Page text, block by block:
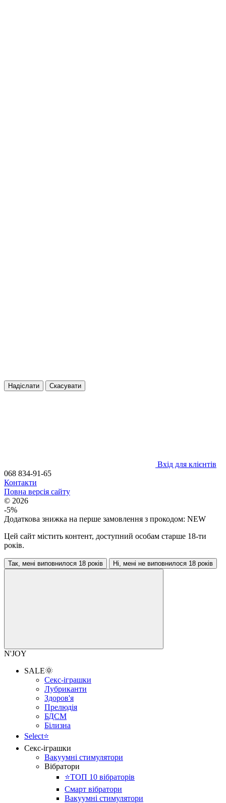
Надіслати Скасувати
Вхід для клієнтів
068 834-91-65
Контакти
Повна версія сайту
© 2026
-5%
Додаткова знижка на перше замовлення з прокодом: NEW
Цей сайт містить контент, доступний особам старше 18-ти
років.
Так, мені виповнилося 18 років Ні, мені не виповнилося 18 років
N'JOY
SALE🌞
Секс-іграшки
Лубриканти
Здоров'я
Прелюдія
БДСМ
Білизна
Select⭐
Секс-іграшки
Вакуумні стимулятори
Вібратори
⭐️ТОП 10 вібраторів
Смарт вібратори
Вакуумні стимулятори